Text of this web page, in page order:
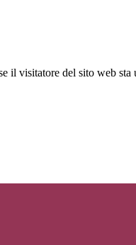
il visitatore del sito web sta